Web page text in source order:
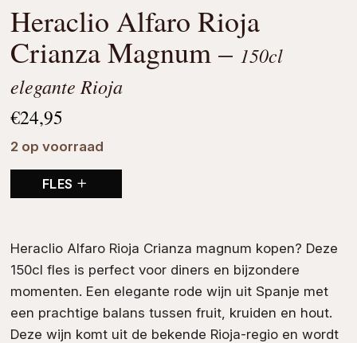
Heraclio Alfaro Rioja
Crianza Magnum –150cl
elegante Rioja
€24,95
2 op voorraad
FLES
Heraclio Alfaro Rioja Crianza magnum kopen? Deze
150cl fles is perfect voor diners en bijzondere
momenten. Een elegante rode wijn uit Spanje met
een prachtige balans tussen fruit, kruiden en hout.
Deze wijn komt uit de bekende Rioja-regio en wordt